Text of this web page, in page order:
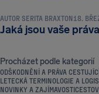
AUTOR SERITA BRAXTON18.
Jaká jsou vaše
Procházet podle kategorií
ODŠKODNĚNÍ A PRÁVA
LETECKÁ TERMINOLOGIE A
NOVINKY A ZAJÍMAVOSTI